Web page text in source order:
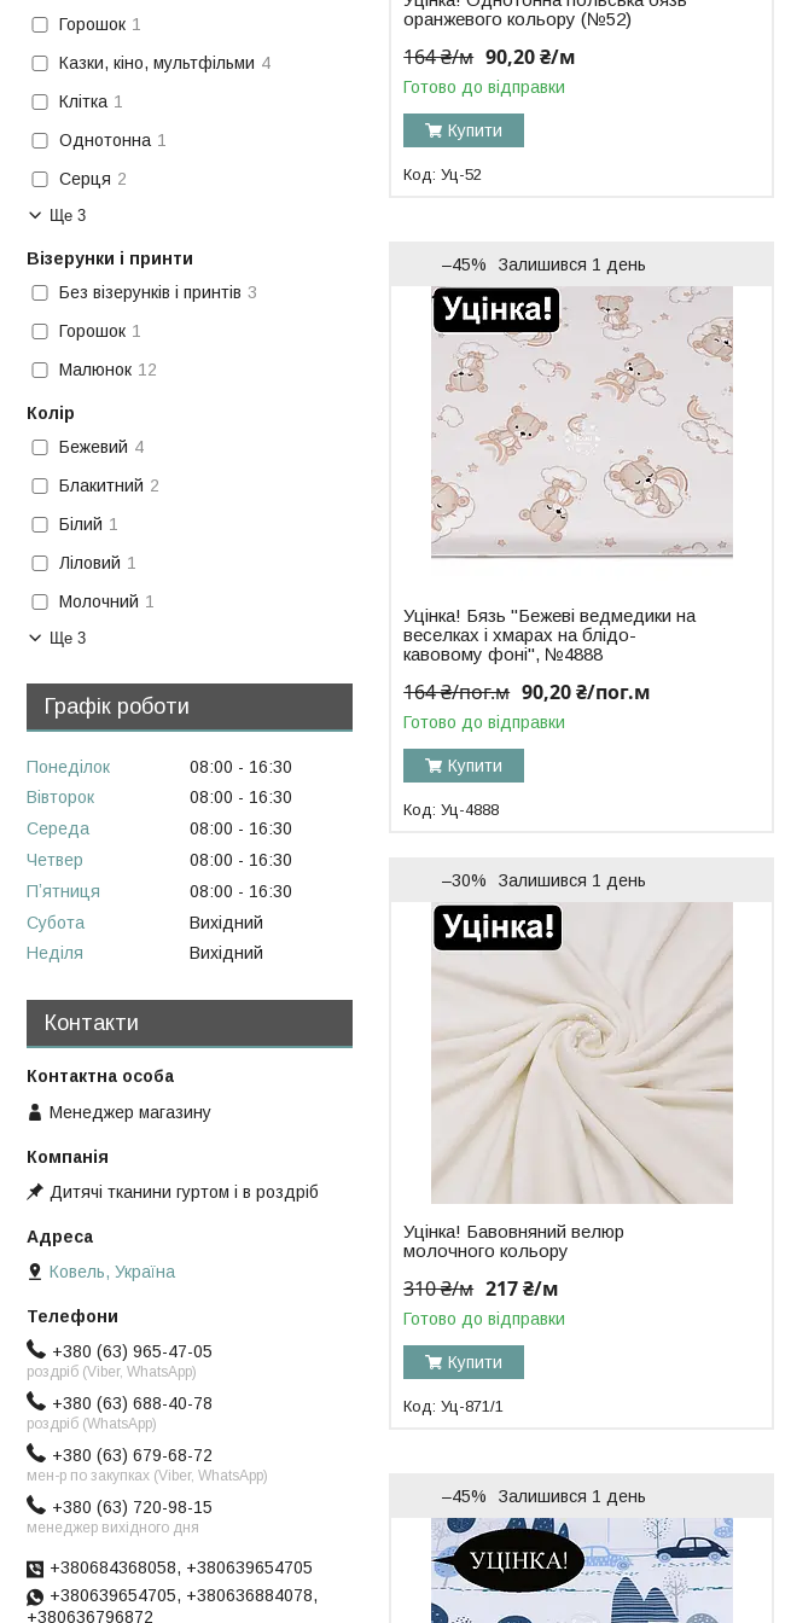
оранжевого кольору (№52)
164 ₴/м 90,20 ₴/м
Готово до відправки
Купити
Уц-52
–45% Залишився 1 день
Уцінка! Бязь "Бежеві ведмедики на
веселках і хмарах на блідо-
кавовому фоні", №4888
164 ₴/пог.м 90,20 ₴/пог.м
Готово до відправки
Купити
Уц-4888
–30% Залишився 1 день
Уцінка! Бавовняний велюр
молочного кольору
310 ₴/м 217 ₴/м
Готово до відправки
Купити
Уц-871/1
–45% Залишився 1 день
Горошок 1
Казки, кіно, мультфільми 4
Клітка 1
Однотонна 1
Серця 2
Ще 3
Візерунки і принти
Без візерунків і принтів 3
Горошок 1
Малюнок 12
Колір
Бежевий 4
Блакитний 2
Білий 1
Ліловий 1
Молочний 1
Ще 3
Графік роботи
Понеділок 08:00
16:30
Вівторок
08:00
16:30
Середа
08:00
16:30
Четвер
08:00
16:30
Пʼятниця
08:00
16:30
Субота
Вихідний
Неділя
Вихідний
Контакти
Менеджер магазину
Дитячі тканини гуртом і в роздріб
Ковель, Україна
+380 (63) 965-47-05
роздріб (Viber, WhatsApp)
+380 (63) 688-40-78
роздріб (WhatsApp)
+380 (63) 679-68-72
мен-р по закупках (Viber, WhatsApp)
+380 (63) 720-98-15
менеджер вихідного дня
+380684368058, +380639654705
+380639654705, +380636884078,
+380636796872